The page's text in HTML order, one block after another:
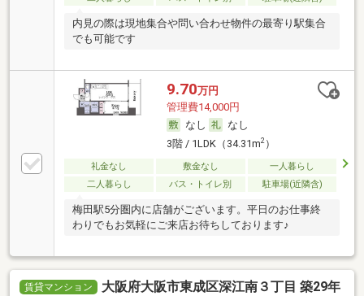
内見の際は現地集合や問い合わせ物件の最寄り駅集合
でも可能です
9.70万円
管理費14,000円
なし
なし
3階 / 1LDK（34.31m2）
礼金なし 敷金なし
一人暮らし
二人暮らし
バス・トイレ別 駐車場(近隣含)
梅田駅5分圏内に店舗がございます。平日のお仕事終
わりでもお気軽にご来店お待ちしております♪
賃貸マンション
大阪府大阪市東成区深江南３丁目 築29年